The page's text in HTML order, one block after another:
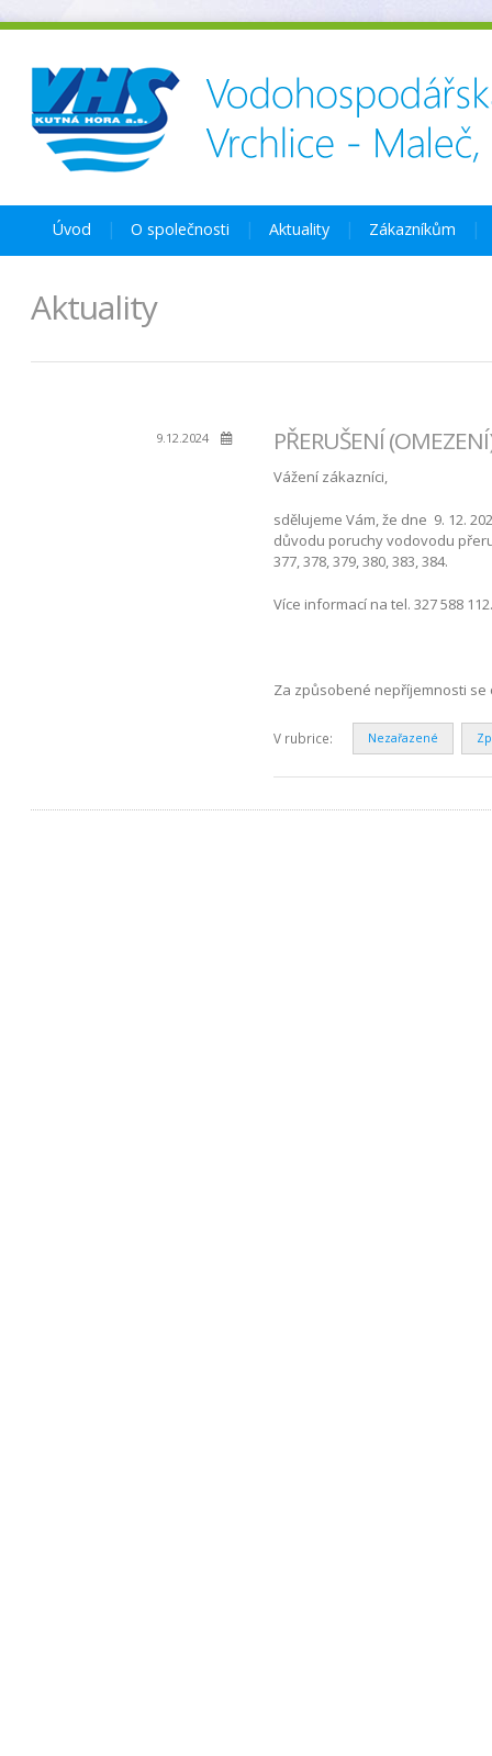
Úvod O společnosti Aktuality Zákazníkům
Aktuality
9.12.2024 PŘERUŠENÍ
Vážení zákazníci,
sdělujeme Vám, že dne 9. 12.
důvodu poruchy vodovodu
377, 378, 379, 380, 383, 384.
Více informací na tel. 327 588
Za způsobené nepříjemnosti se
V rubrice: Nezařazené